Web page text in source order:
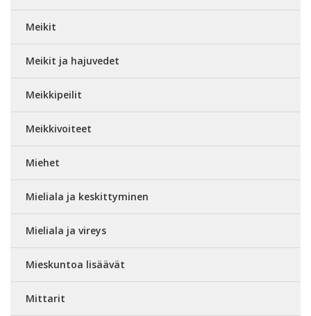
Meikit
Meikit ja hajuvedet
Meikkipeilit
Meikkivoiteet
Miehet
Mieliala ja keskittyminen
Mieliala ja vireys
Mieskuntoa lisäävät
Mittarit